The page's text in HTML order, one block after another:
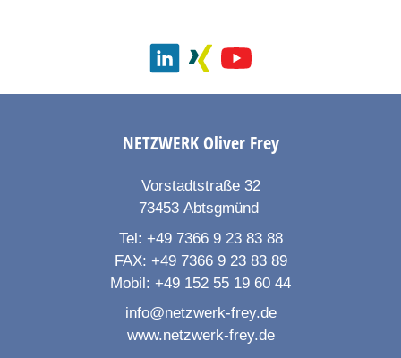
NETZWERKOliver Frey
Vorstadtstraße 32
73453 Abtsgmünd
Tel: +49 7366 9 23 83 88
FAX: +49 7366 9 23 83 89
Mobil: +49 152 55 19 60 44
info@netzwerk-frey.de
www.netzwerk-frey.de